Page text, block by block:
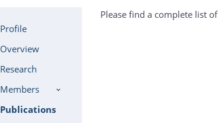
Profile
Overview
Research
Members
Publications
Please find a complete list